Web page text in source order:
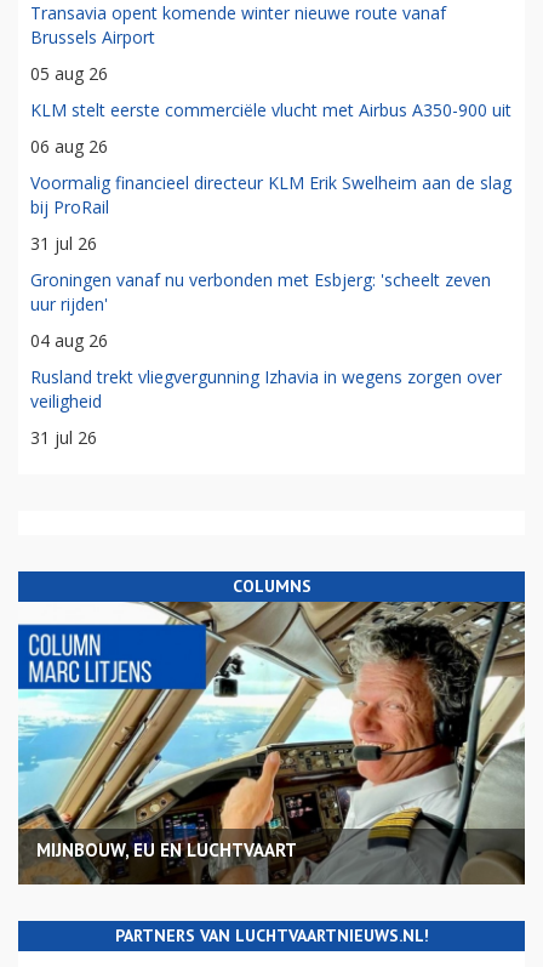
Transavia opent komende winter nieuwe route vanaf
Brussels Airport
05 aug 26
KLM stelt eerste commerciële vlucht met Airbus A350-900 uit
06 aug 26
Voormalig financieel directeur KLM Erik Swelheim aan de slag
bij ProRail
31 jul 26
Groningen vanaf nu verbonden met Esbjerg: 'scheelt zeven
uur rijden'
04 aug 26
Rusland trekt vliegvergunning Izhavia in wegens zorgen over
veiligheid
31 jul 26
COLUMNS
MIJNBOUW, EU EN LUCHTVAART
PARTNERS VAN LUCHTVAARTNIEUWS.NL!